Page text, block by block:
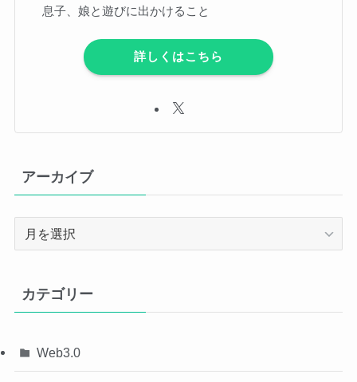
息子、娘と遊びに出かけること
詳しくはこちら
アーカイブ
ブ
カテゴリー
Web3.0